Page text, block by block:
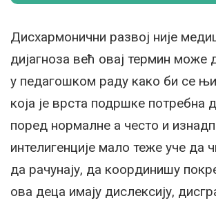
Дисхармонични развој није
дијагноза већ овај термин може
у педагошком раду како би се
која је врста подршке потребна
поред нормалне а често и
интелигенције мало теже уче да
да рачунају, да координишу
ова деца имају дислексију,